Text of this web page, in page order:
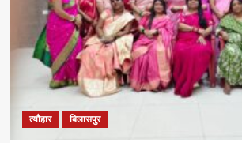
त्यौहार बिलासपुर